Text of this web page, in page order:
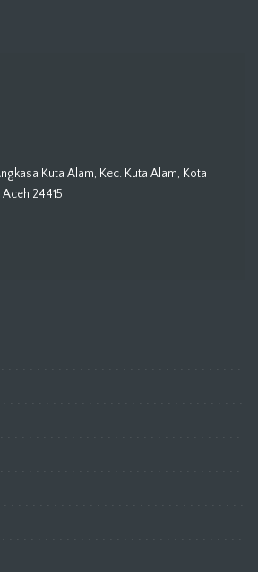
Kuta Alam, Kec. Kuta Alam, Kota
24415